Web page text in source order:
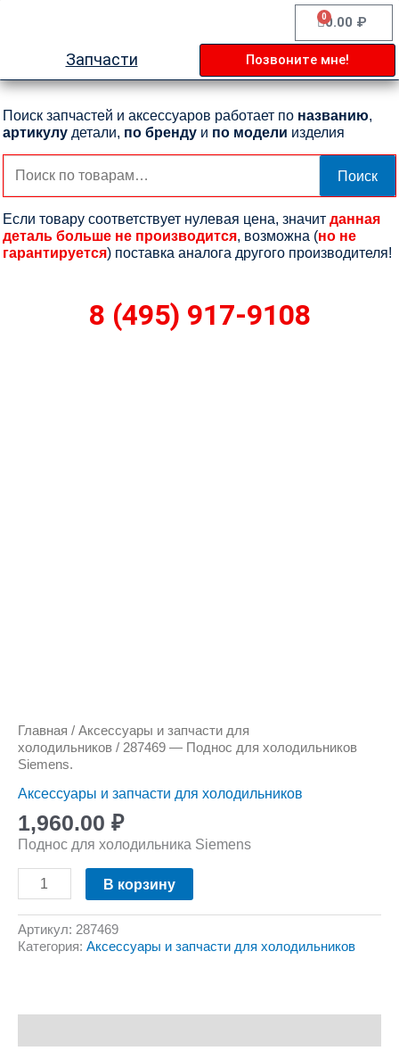
0.00 ₽
0
Cart
Запчасти Позвоните мне!
Поиск запчастей и аксессуаров работает по названию,
артикулу детали, по бренду и по модели изделия
Искать:
Поиск
Если товару соответствует нулевая цена, значит данная
деталь больше не производится, возможна (но не
гарантируется) поставка аналога другого производителя!
8 (495) 917-9108
Главная / Аксессуары и запчасти для
холодильников / 287469 — Поднос для холодильников
Siemens.
Аксессуары и запчасти для холодильников
1,960.00 ₽
Поднос для холодильника Siemens
В корзину
Артикул: 287469
Категория: Аксессуары и запчасти для холодильников